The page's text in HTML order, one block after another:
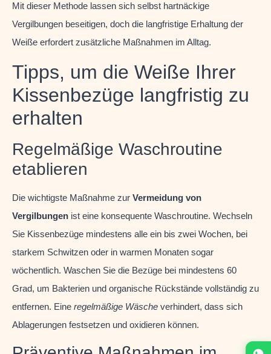
Mit dieser Methode lassen sich selbst hartnäckige
Vergilbungen beseitigen, doch die langfristige Erhaltung der
Weiße erfordert zusätzliche Maßnahmen im Alltag.
Tipps, um die Weiße Ihrer
Kissenbezüge langfristig zu
erhalten
Regelmäßige Waschroutine
etablieren
Die wichtigste Maßnahme zur Vermeidung von
Vergilbungen ist eine konsequente Waschroutine. Wechseln
Sie Kissenbezüge mindestens alle ein bis zwei Wochen, bei
starkem Schwitzen oder in warmen Monaten sogar
wöchentlich. Waschen Sie die Bezüge bei mindestens 60
Grad, um Bakterien und organische Rückstände vollständig zu
entfernen. Eine regelmäßige Wäsche verhindert, dass sich
Ablagerungen festsetzen und oxidieren können.